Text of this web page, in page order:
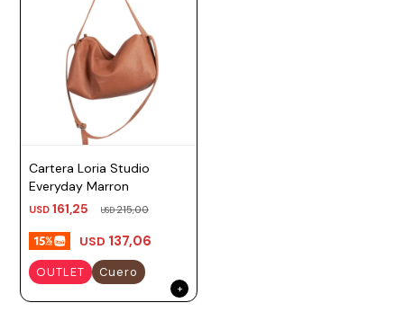
Cartera Loria Studio
Everyday Marron
USD 161,25 USD215,00
USD 137,06
OUTLET Cuero